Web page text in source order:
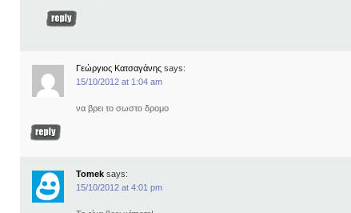
Γεώργιος Κατσαγάνης says:
15/10/2012 at 1:04 am
να βρει το σωστο δρομο
Tomek says:
15/10/2012 at 4:01 pm